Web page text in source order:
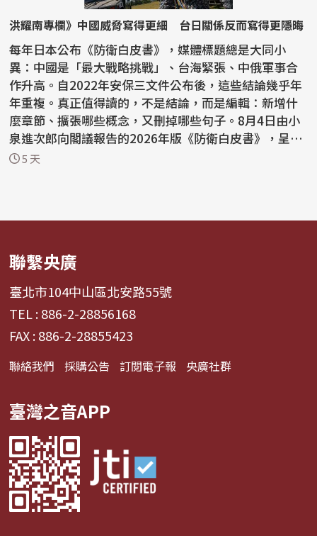
洪耀南專欄》中國威脅寫得更細 台日關係反而寫得更隱晦
每年日本公布《防衛白皮書》，媒體標題總是大同小
異：中國是「最大戰略挑戰」、台海緊張、中俄軍事合
作升高。自2022年安保三文件公布後，這些結論幾乎年
年重複。真正值得讀的，不是結論，而是編輯：新增什
麼章節、擴張哪些概念，又刪掉哪些句子。8月4日由小
泉進次郎向閣議報告的2026年版《防衛白皮書》，呈現
一個鮮明反...
5 天
聯繫央廣
臺北市104中山區北安路55號
TEL : 886-2-28856168
FAX : 886-2-28855423
聯絡我們 採購公告 訂閱電子報 央廣社群
臺灣之音APP